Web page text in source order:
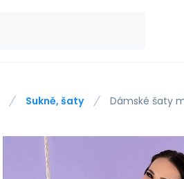
Sukně, šaty Dámské šaty